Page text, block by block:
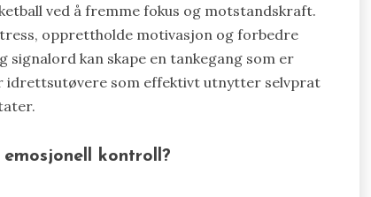
ved å fremme fokus og motstandskraft.
opprettholde motivasjon og forbedre
kan skape en tankegang som er
idrettsutøvere som effektivt utnytter selvprat
kontroll?